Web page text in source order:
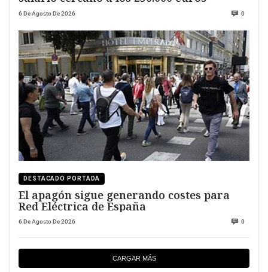
6 De Agosto De 2026 0
DESTACADO PORTADA
El apagón sigue generando costes para
Red Eléctrica de España
6 De Agosto De 2026 0
CARGAR MÁS